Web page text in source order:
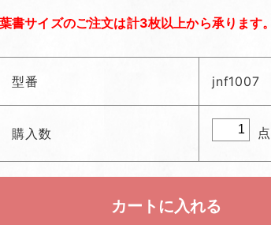
葉書サイズのご注文は計3枚以上から承ります。
型番 jnf1007
購入数 点